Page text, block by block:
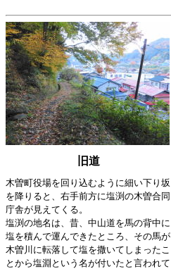
旧道
木曽町役場を回り込むように細い下り坂
を降りると、右手前方に塩渕の木曽合同
庁舎が見えてくる。
塩渕の地名は、昔、中山道を馬の背中に
塩を積んで運んできたところ、その馬が
木曽川に転落して塩を撒いてしまったこ
とから塩淵という名が付いたと言われて